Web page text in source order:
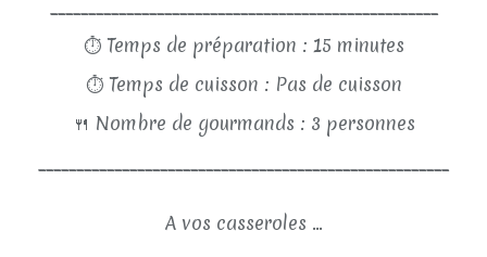
⏱ Temps de préparation : 15 minutes
⏱ Temps de cuisson : Pas de cuisson
🍴 Nombre de gourmands : 3 personnes
A vos casseroles ...